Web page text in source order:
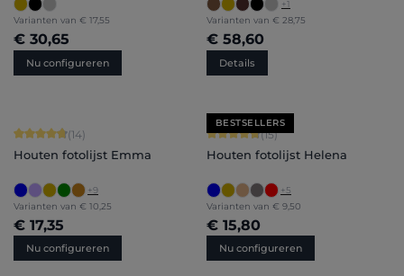
Varianten van € 17,55
€ 30,65
Nu configureren
+1
Varianten van € 28,75
€ 58,60
Details
Gemiddelde waardering van 4.86 van 5 sterren
(14)
Houten fotolijst Emma
+9
Varianten van € 10,25
€ 17,35
Nu configureren
BESTSELLERS
Gemiddelde waardering van 4.8 van
(15)
Houten fotolijst Helena
+5
Varianten van € 9,50
€ 15,80
Nu configureren